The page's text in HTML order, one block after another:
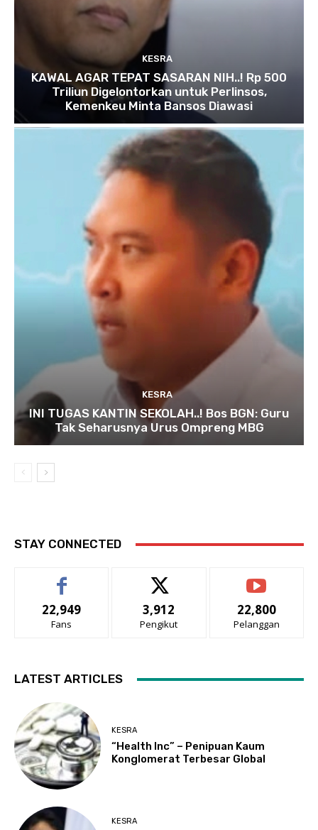
KESRA
KAWAL AGAR TEPAT SASARAN NIH..! Rp 500
Triliun Digelontorkan untuk Perlinsos,
Kemenkeu Minta Bansos Diawasi
KESRA
INI TUGAS KANTIN SEKOLAH..! Bos BGN: Guru
Tak Seharusnya Urus Ompreng MBG
STAY CONNECTED
22,949
Fans
3,912
Pengikut
22,800
Pelanggan
LATEST ARTICLES
KESRA
“Health Inc” – Penipuan Kaum
Konglomerat Terbesar Global
KESRA